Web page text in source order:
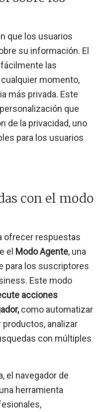
que los usuarios
su información. El
las
cualquier momento,
más privada. Este
que
de la privacidad, uno
para los usuarios
con el modo
ofrecer respuestas
el Modo Agente, una
para los suscriptores
Este modo
acciones
como automatizar
analizar
con múltiples
el navegador de
herramienta